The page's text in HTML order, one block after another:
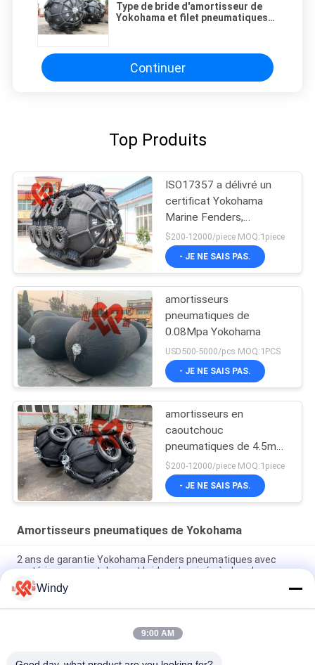
Type de bride d'amortisseur de
Yokohama et filet pneumatiques
Continuer
Top Produits
ISO17357 a délivré un
certificat Yokohama
Marine Fenders,
amortisseur en
caoutchouc
pneumatique
$200-12000/piece MOQ:1piece
- JE NE SAIS PAS.
amortisseurs
pneumatiques de
0.08Mpa Yokohama
USD500-5000/pcs MOQ:1PCS
- JE NE SAIS PAS.
amortisseurs en
caoutchouc
pneumatiques de 4.5m
Yokohama
$200-12000/piece MOQ:1piece
- JE NE SAIS PAS.
Amortisseurs pneumatiques de Yokohama
2 ans de garantie Yokohama Fenders pneumatiques avec
matériau en caoutchouc et bride galvanisée à chaud
Galvanisation à chaud Yokohama Marine Fender pour une
protection durable des pièces marines
Fenders pneumatiques en caoutchouc Yokohama pour la
Windy
9:00 AM